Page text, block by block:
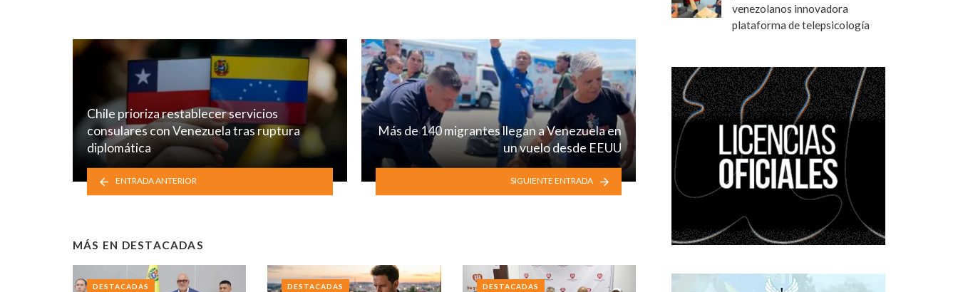
Chile prioriza restablecer servicios
consulares con Venezuela tras ruptura
diplomática
ENTRADA ANTERIOR
Más de 140 migrantes llegan a Venezuela en
un vuelo desde EEUU
SIGUIENTE ENTRADA
MÁS EN DESTACADAS
DESTACADAS DESTACADAS DESTACADAS
venezolanos innovadora
plataforma de telepsicología